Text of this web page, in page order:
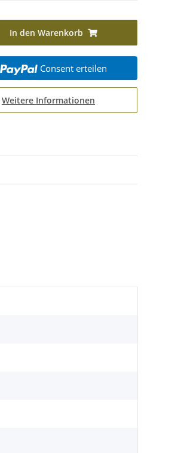
In den Warenkorb
Consent erteilen
Weitere Informationen